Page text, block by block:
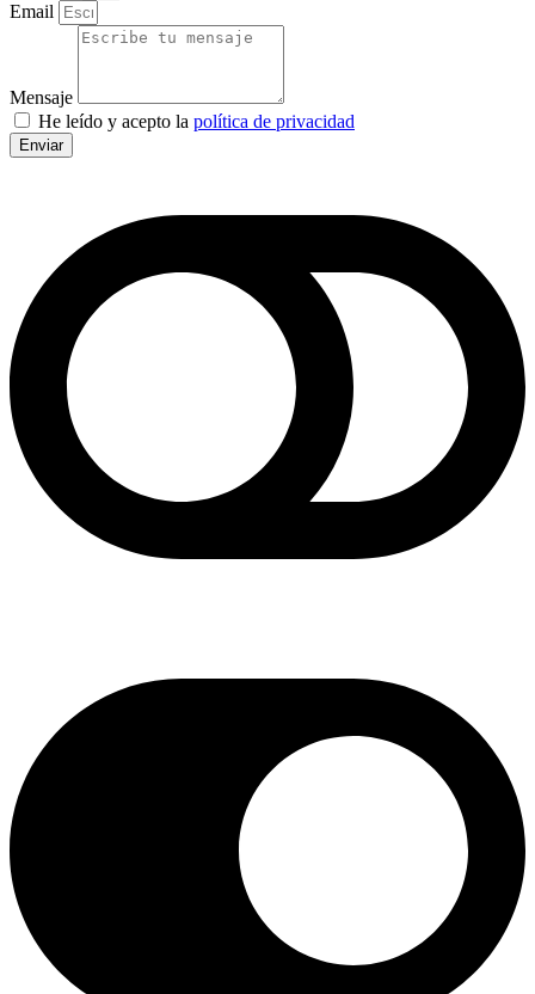
Email
Mensaje
He leído y acepto la política de privacidad
Enviar